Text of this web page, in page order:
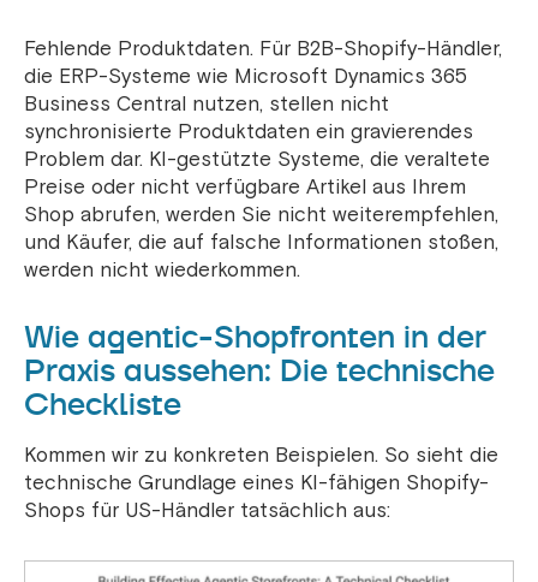
Fehlende Produktdaten. Für B2B-Shopify-Händler,
die ERP-Systeme wie Microsoft Dynamics 365
Business Central nutzen, stellen nicht
synchronisierte Produktdaten ein gravierendes
Problem dar. KI-gestützte Systeme, die veraltete
Preise oder nicht verfügbare Artikel aus Ihrem
Shop abrufen, werden Sie nicht weiterempfehlen,
und Käufer, die auf falsche Informationen stoßen,
werden nicht wiederkommen.
Wie agentic-Shopfronten in der
Praxis aussehen: Die technische
Checkliste
Kommen wir zu konkreten Beispielen. So sieht die
technische Grundlage eines KI-fähigen Shopify-
Shops für US-Händler tatsächlich aus: